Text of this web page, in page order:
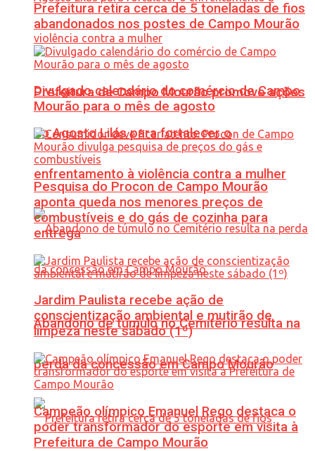
Prefeitura de Campo Mourão promove ações
do Agosto Lilás para fortalecer o
enfrentamento à violência contra a mulher
Abandono de túmulo no Cemitério resulta na
perda da concessão em Campo Mourão
Prefeitura retira cerca de 5 toneladas de fios
abandonados nos postes de Campo Mourão
Divulgado calendário do comércio de Campo
Mourão para o mês de agosto
Pesquisa do Procon de Campo Mourão
aponta queda nos menores preços de
combustíveis e do gás de cozinha para
entrega
Jardim Paulista recebe ação de
conscientização ambiental e mutirão de
limpeza neste sábado (1º)
Campeão olímpico Emanuel Rego destaca o
poder transformador do esporte em visita à
Prefeitura de Campo Mourão